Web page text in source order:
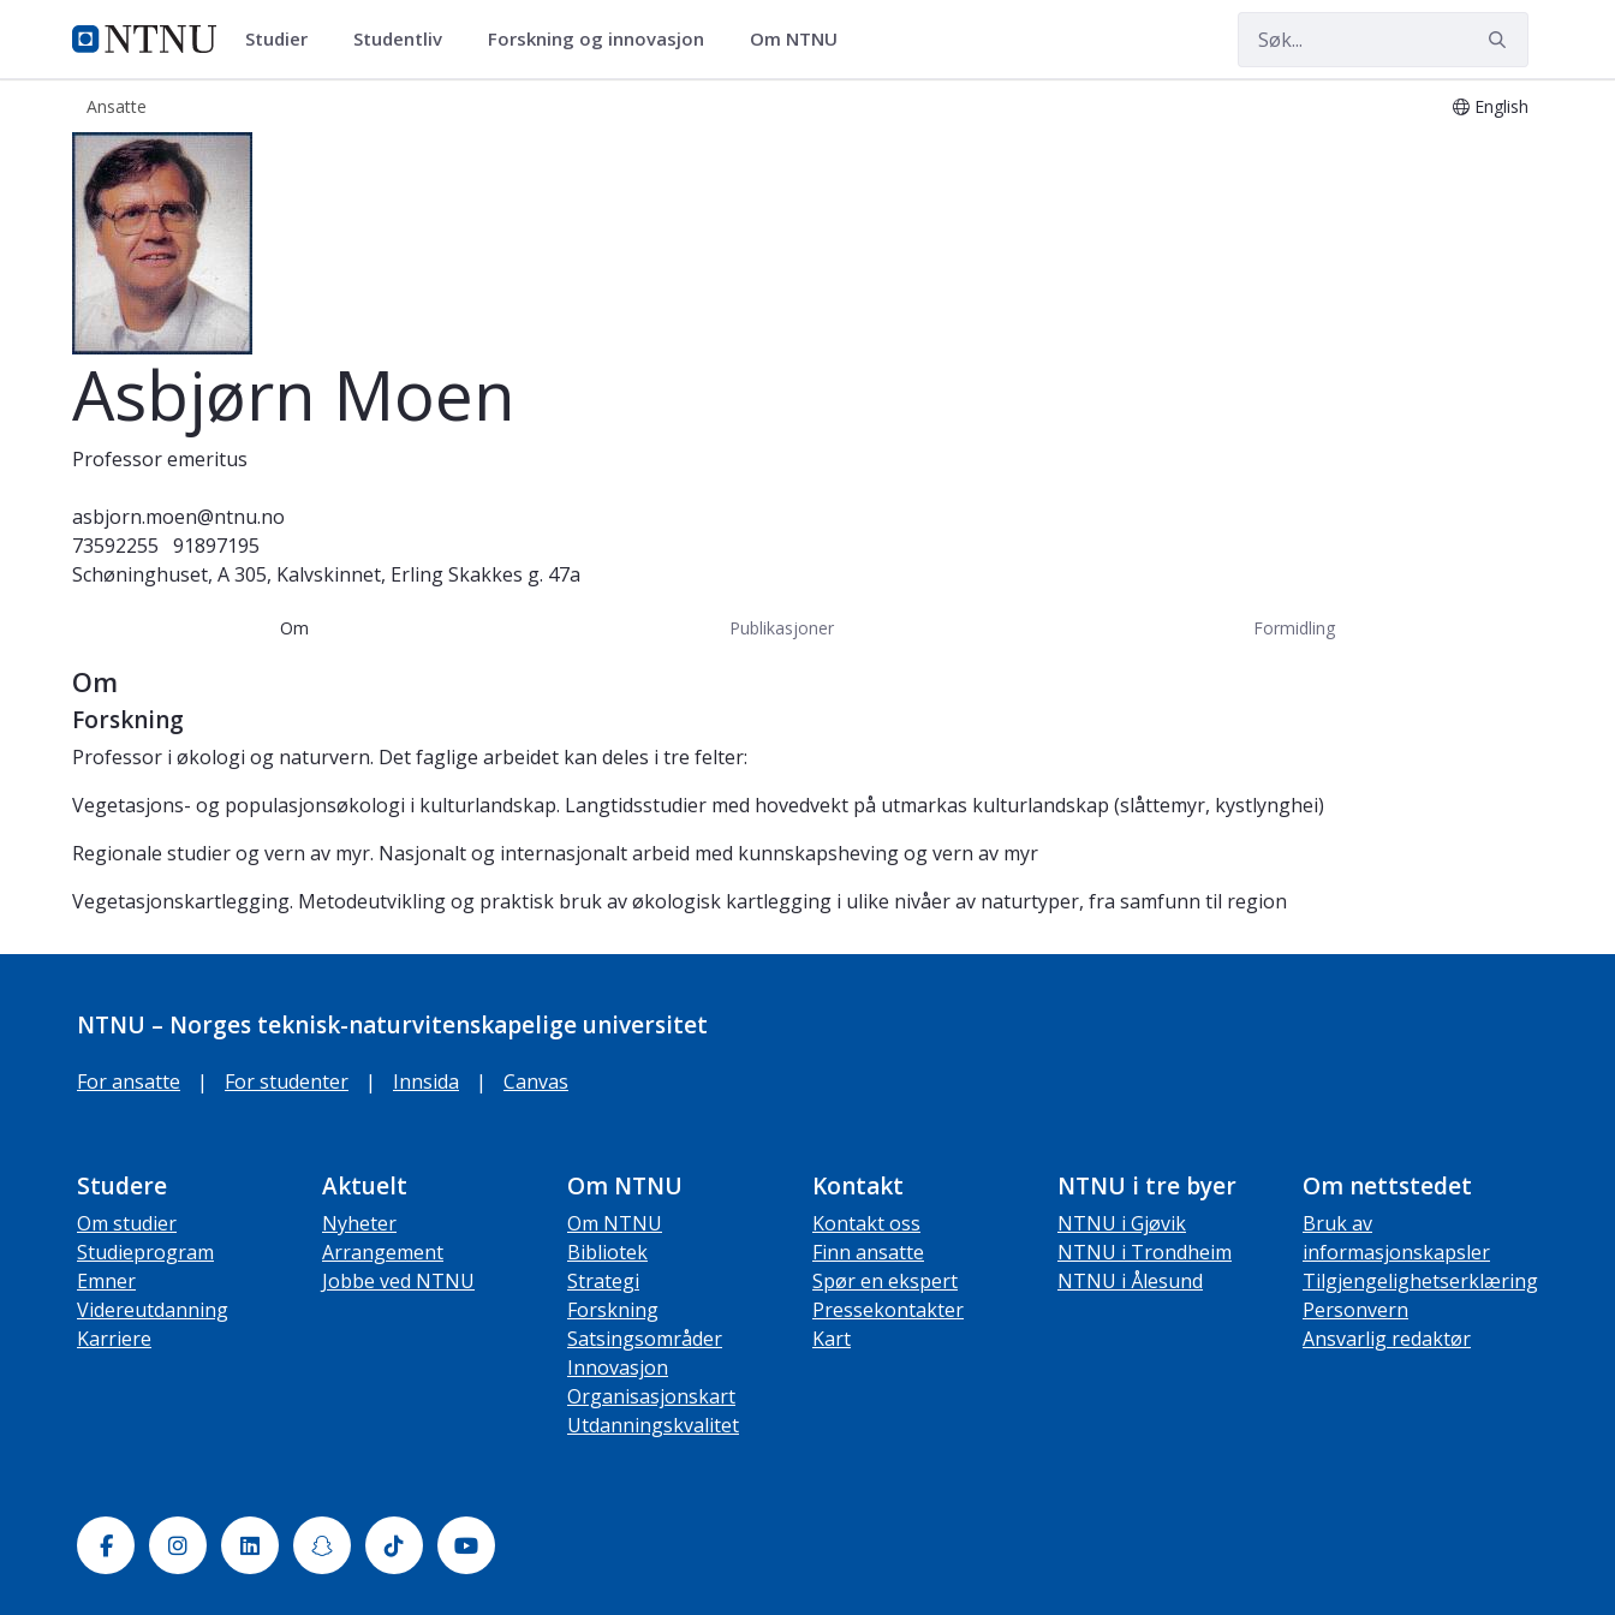
NTNU Hjemmeside
ntnu.no Studier Studentliv Forskning og innovasjon Om NTNU
Ansatte English
Asbjørn Moen
Asbjørn Moen
Professor emeritus
asbjorn.moen@ntnu.no
73592255 91897195
Schøninghuset, A 305, Kalvskinnet, Erling Skakkes g. 47a
Om Publikasjoner Formidling
Om
Forskning
Professor i økologi og naturvern. Det faglige arbeidet kan deles i tre felter:
Vegetasjons- og populasjonsøkologi i kulturlandskap. Langtidsstudier med hovedvekt på utmarkas kulturlandskap (slåttemyr, kystlynghei)
Regionale studier og vern av myr. Nasjonalt og internasjonalt arbeid med kunnskapsheving og vern av myr
Vegetasjonskartlegging. Metodeutvikling og praktisk bruk av økologisk kartlegging i ulike nivåer av naturtyper, fra samfunn til region
NTNU – Norges teknisk-naturvitenskapelige universitet
For ansatte | For studenter | Innsida | Canvas
Studere
Om studier
Studieprogram
Emner
Videreutdanning
Karriere
Aktuelt
Nyheter
Arrangement
Jobbe ved NTNU
Om NTNU
Om NTNU
Bibliotek
Strategi
Forskning
Satsingsområder
Innovasjon
Organisasjonskart
Utdanningskvalitet
Kontakt
Kontakt oss
Finn ansatte
Spør en ekspert
Pressekontakter
Kart
NTNU i tre byer
NTNU i Gjøvik
NTNU i Trondheim
NTNU i Ålesund
Om nettstedet
Bruk av
informasjonskapsler
Tilgjengelighetserklæring
Personvern
Ansvarlig redaktør
FacebookInstagramLinkedinSnapchatTiktok Youtube